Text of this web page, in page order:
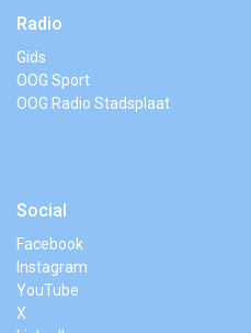
Radio
Gids
OOG Sport
OOG Radio Stadsplaat
Social
Facebook
Instagram
YouTube
X